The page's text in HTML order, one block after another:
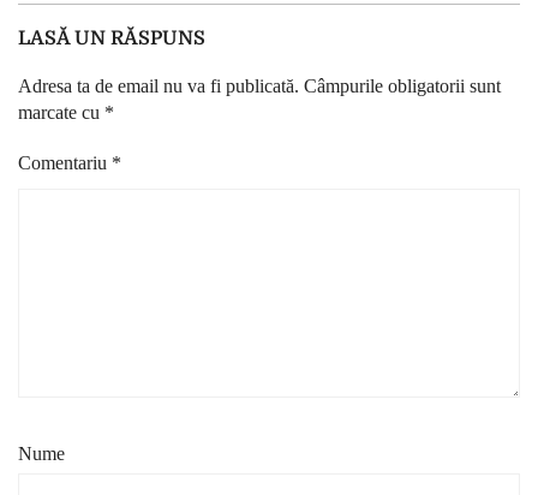
LASĂ UN RĂSPUNS
Adresa ta de email nu va fi publicată. Câmpurile obligatorii sunt
marcate cu *
Comentariu *
Nume